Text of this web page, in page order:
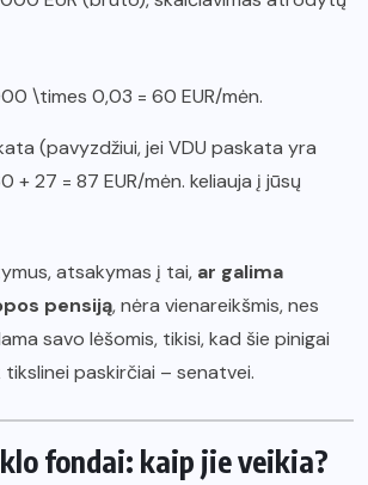
\times 0,03 = 60 EUR/mėn.
(pavyzdžiui, jei VDU paskata yra
+ 27 = 87 EUR/mėn. keliauja į jūsų
atsakymas į tai, ar galima
pensiją, nėra vienareikšmis, nes
savo lėšomis, tikisi, kad šie pinigai
paskirčiai – senatvei.
fondai: kaip jie veikia?